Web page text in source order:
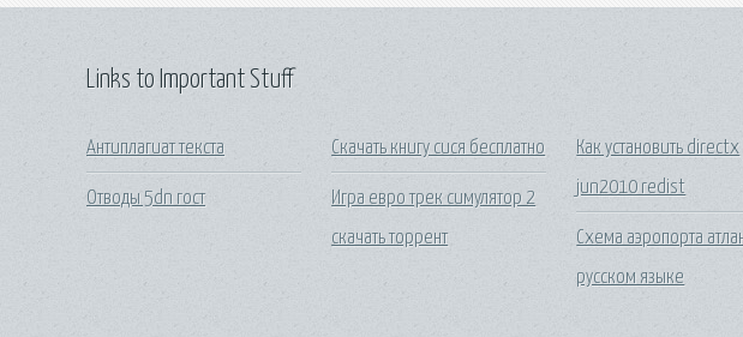
Links to Important Stuff
Антиплагиат текста
Отводы 5dn гост
Скачать книгу сися бесплатно
Игра евро трек симулятор 2
скачать торрент
Как установить directx
jun2010 redist
Схема аэропорта
русском языке